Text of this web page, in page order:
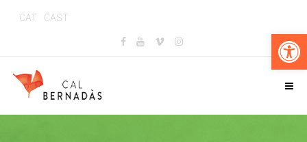
CAT CAST